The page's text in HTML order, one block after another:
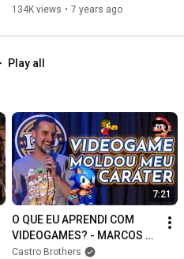
134K views • 7 years ago
Play all
7:21
O QUE EU APRENDI COM
VIDEOGAMES? - MARCOS
CASTRO - Stand Up Comedy
Castro Brothers